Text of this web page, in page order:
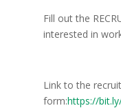
Fill out the
interested in
Link to the
form:https://